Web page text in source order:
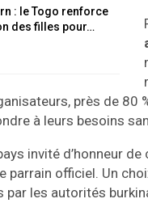
: le Togo renforce
des filles pour…
près de
à leurs besoins
invité d’honneur
parrain officiel. Un
les autorités